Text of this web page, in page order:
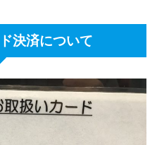
決済について